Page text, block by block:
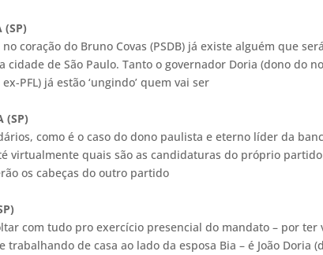
(SP)
no coração do Bruno Covas (PSDB) já existe alguém que
cidade de São Paulo. Tanto o governador Doria (dono do
ex-PFL) já estão ‘ungindo’ quem vai ser
(SP)
como é o caso do dono paulista e eterno líder da
virtualmente quais são as candidaturas do próprio
os cabeças do outro partido
com tudo pro exercício presencial do mandato – por ter
trabalhando de casa ao lado da esposa Bia – é João Doria